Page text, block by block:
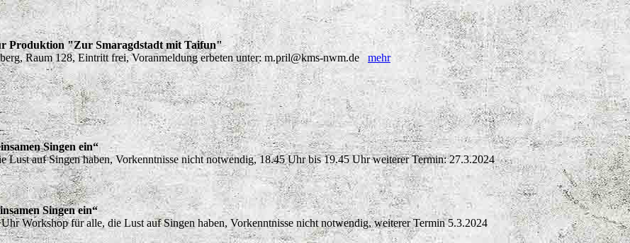
Produktion "Zur Smaragdstadt mit Taifun"
Raum 128, Eintritt frei, Voranmeldung erbeten unter: m.pril@kms-nwm.de mehr
Singen ein“
Lust auf Singen haben, Vorkenntnisse nicht notwendig, 18.45 Uhr bis 19.45 Uhr weiterer Termin: 27.3.2024
Singen ein“
Workshop für alle, die Lust auf Singen haben, Vorkenntnisse nicht notwendig, weiterer Termin 5.3.2024